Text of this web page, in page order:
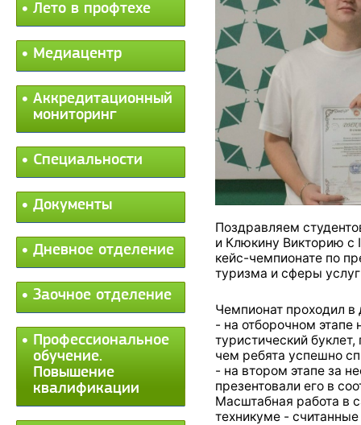
Лето в профтехе
Медиацентр
Аккредитационный
мониторинг
Специальности
Документы
Дневное отделение
Заочное отделение
Профессиональное
обучение.
Повышение
квалификации
Поздравляем
и Клюкину Викторию
кейс-чемпионате по
туризма и сферы услуг
Чемпионат проходил в
- на отборочном этапе
туристический
чем ребята успешно
- на втором этапе за
презентовали его в
Масштабная работа в
техникуме -